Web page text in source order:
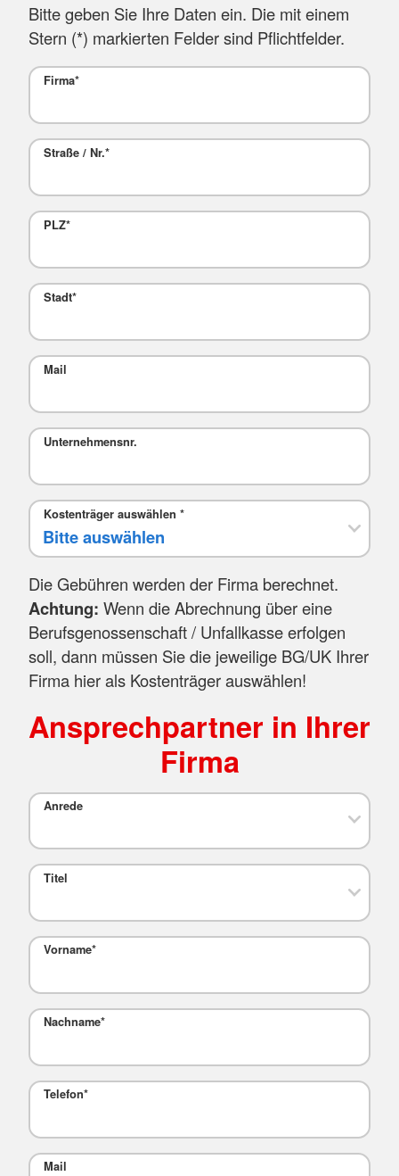
Bitte geben Sie Ihre Daten ein. Die mit einem
Stern (*) markierten Felder sind Pflichtfelder.
Firma*
Straße / Nr.*
PLZ*
Stadt*
Mail
Unternehmensnr.
Kostenträger auswählen *
Die Gebühren werden der Firma berechnet.
Achtung: Wenn die Abrechnung über eine
Berufsgenossenschaft / Unfallkasse erfolgen
soll, dann müssen Sie die jeweilige BG/UK Ihrer
Firma hier als Kostenträger auswählen!
Ansprechpartner in Ihrer
Firma
Anrede
Titel
Vorname*
Nachname*
Telefon*
Mail